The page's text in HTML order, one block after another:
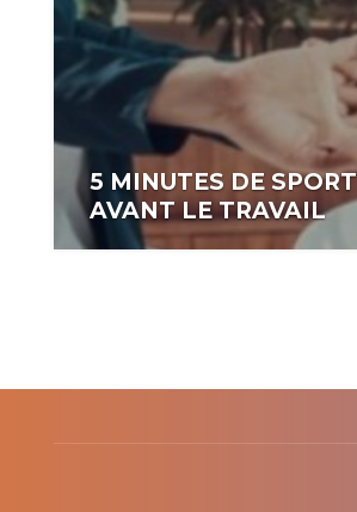
5 MINUTES DE SPORT
AVANT LE TRAVAIL